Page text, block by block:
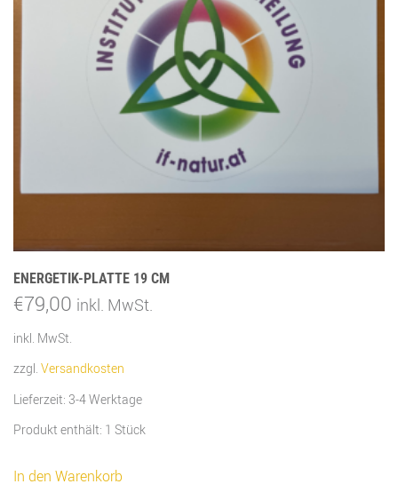
ENERGETIK-PLATTE 19 CM
€79,00 inkl. MwSt.
inkl. MwSt.
zzgl. Versandkosten
Lieferzeit: 3-4 Werktage
Produkt enthält: 1 Stück
In den Warenkorb